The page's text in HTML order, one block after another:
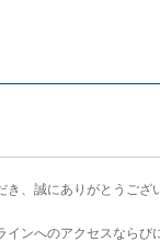
、誠にありがとうござ
ンへのアクセスならび